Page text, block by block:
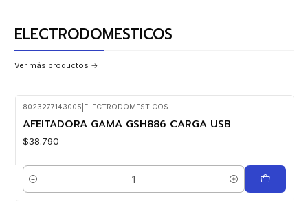
ELECTRODOMESTICOS
Ver más productos
8023277143005 ELECTRODOMESTICOS
AFEITADORA GAMA GSH886 CARGA USB
$38.790
Cantidad